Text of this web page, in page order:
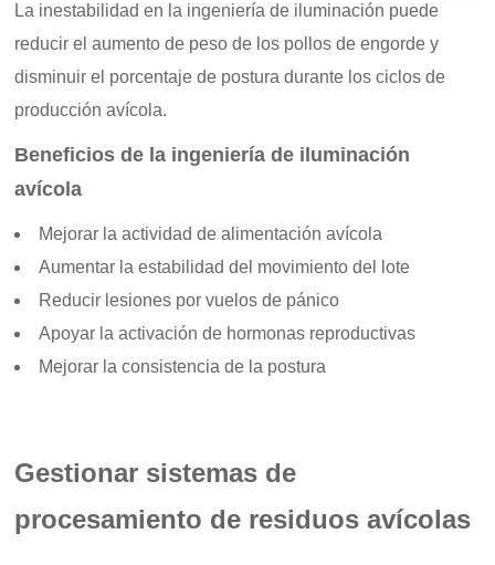
La inestabilidad en la ingeniería de iluminación puede
reducir el aumento de peso de los pollos de engorde y
disminuir el porcentaje de postura durante los ciclos de
producción avícola.
Beneficios de la ingeniería de iluminación
avícola
Mejorar la actividad de alimentación avícola
Aumentar la estabilidad del movimiento del lote
Reducir lesiones por vuelos de pánico
Apoyar la activación de hormonas reproductivas
Mejorar la consistencia de la postura
Gestionar sistemas de
procesamiento de residuos avícolas